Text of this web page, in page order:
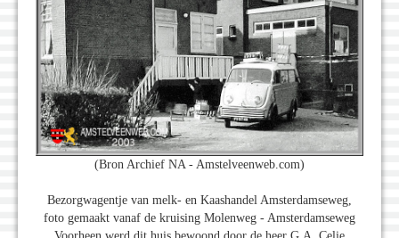
(Bron Archief NA - Amstelveenweb.com)
Bezorgwagentje van melk- en Kaashandel Amsterdamseweg,
foto gemaakt vanaf de kruising Molenweg - Amsterdamseweg